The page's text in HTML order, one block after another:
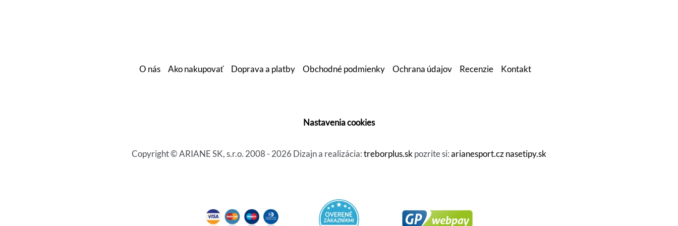
O nás Ako nakupovať Doprava a platby Obchodné podmienky Ochrana údajov Recenzie Kontakt
Nastavenia cookies
Copyright © ARIANE SK, s.r.o. 2008 - 2026 Dizajn a realizácia:treborplus.skpozrite si:arianesport.cznasetipy.sk